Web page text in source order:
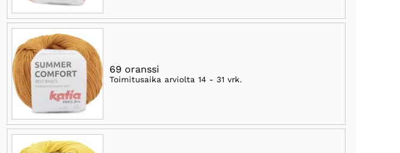
69 oranssi
Toimitusaika arviolta 14 - 31 vrk.